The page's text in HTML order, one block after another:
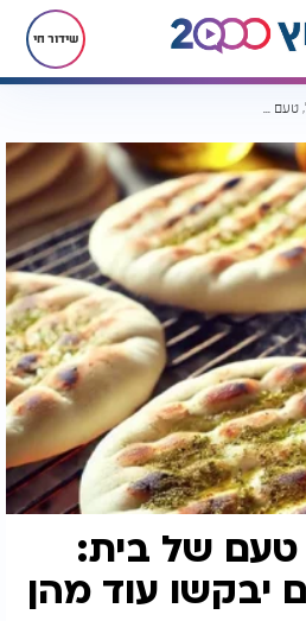
שידור חי
ריח של מנגל, טעם של בית: הפיתות שכולם יבקשו עוד מהן
טעם של בית:
יבקשו עוד מהן